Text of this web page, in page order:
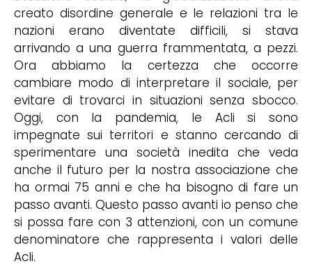
creato disordine generale e le relazioni tra le
nazioni erano diventate difficili, si stava
arrivando a una guerra frammentata, a pezzi.
Ora abbiamo la certezza che occorre
cambiare modo di interpretare il sociale, per
evitare di trovarci in situazioni senza sbocco.
Oggi, con la pandemia, le Acli si sono
impegnate sui territori e stanno cercando di
sperimentare una società inedita che veda
anche il futuro per la nostra associazione che
ha ormai 75 anni e che ha bisogno di fare un
passo avanti. Questo passo avanti io penso che
si possa fare con 3 attenzioni, con un comune
denominatore che rappresenta i valori delle
Acli.